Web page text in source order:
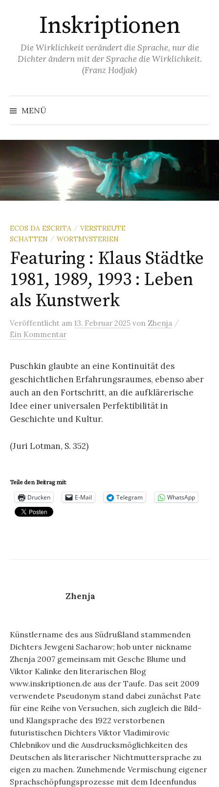
Inskriptionen
Die Wirklichkeit verändert die Sprache, nur die
Dichter ändern mit der Sprache die Wirklichkeit.
(Franz Hodjak)
MENÜ
ECOS DA ESCRITA / VERSTREUTE
SCHATTEN / WORTMYSTERIEN
Featuring : Klaus Städtke
1981, 1989, 1993 : Leben
als Kunstwerk
Veröffentlicht am 13. Februar 2025 von Zhenja /
Ein Kommentar
Puschkin glaubte an eine Kontinuität des
geschichtlichen Erfahrungsraumes, ebenso aber
auch an den Fortschritt, an die aufklärerische
Idee einer universalen Perfektibilität in
Geschichte und Kultur.
(Juri Lotman, S. 352)
Teile den Beitrag mit:
Drucken E-Mail Telegram WhatsApp
Zhenja
Künstlername des aus Südrußland stammenden
Dichters Jewgeni Sacharow; hob unter nickname
Zhenja 2007 gemeinsam mit Gesche Blume und
Viktor Kalinke den literarischen Blog
www.inskriptionen.de aus der Taufe. Das seit 2009
verwendete Pseudonym stand dabei zunächst Pate
für eine Reihe von Versuchen, sich zugleich die Bild-
und Klangsprache des 1922 verstorbenen
futuristischen Dichters Viktor Vladimirovic
Chlebnikov und die Ausdrucksmöglichkeiten des
Deutschen als literarischer Nichtmuttersprache zu
eigen zu machen. Zunehmende Vermischung eigener
Sprachschöpfungsprozesse mit dem Ideenfundus